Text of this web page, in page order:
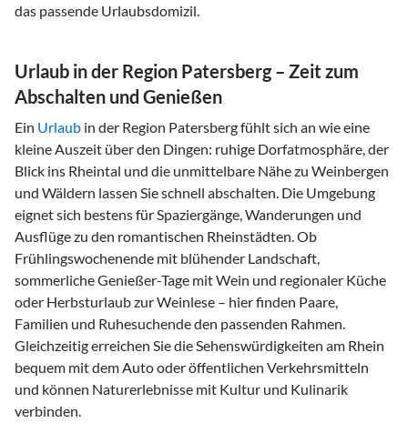
das passende Urlaubsdomizil.
Urlaub in der Region Patersberg – Zeit zum
Abschalten und Genießen
Ein Urlaub in der Region Patersberg fühlt sich an wie eine
kleine Auszeit über den Dingen: ruhige Dorfatmosphäre, der
Blick ins Rheintal und die unmittelbare Nähe zu Weinbergen
und Wäldern lassen Sie schnell abschalten. Die Umgebung
eignet sich bestens für Spaziergänge, Wanderungen und
Ausflüge zu den romantischen Rheinstädten. Ob
Frühlingswochenende mit blühender Landschaft,
sommerliche Genießer-Tage mit Wein und regionaler Küche
oder Herbsturlaub zur Weinlese – hier finden Paare,
Familien und Ruhesuchende den passenden Rahmen.
Gleichzeitig erreichen Sie die Sehenswürdigkeiten am Rhein
bequem mit dem Auto oder öffentlichen Verkehrsmitteln
und können Naturerlebnisse mit Kultur und Kulinarik
verbinden.